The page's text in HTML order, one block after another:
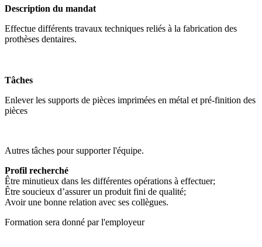
Description du mandat
Effectue différents travaux techniques reliés à la fabrication des
prothèses dentaires.
Tâches
Enlever les supports de pièces imprimées en métal et pré-finition des
pièces
Autres tâches pour supporter l'équipe.
Profil recherché
Être minutieux dans les différentes opérations à effectuer;
Être soucieux d’assurer un produit fini de qualité;
Avoir une bonne relation avec ses collègues.
Formation sera donné par l'employeur